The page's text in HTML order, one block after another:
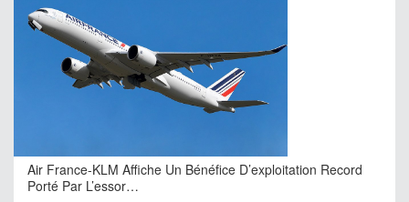
Air France-KLM Affiche Un Bénéfice D’exploitation Record
Porté Par L’essor…